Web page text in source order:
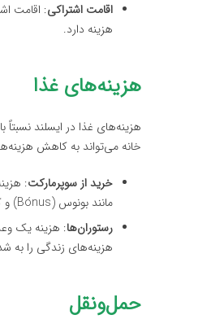
اقامت اشتراکی
هزینه دارد.
هزینه‌های غذا
هزینه‌های غذا در ایسلند
خانه می‌تواند به کاهش
خرید از سوپرمارکت
مانند بونوس (Bónus) و کرونان (Krónan) گزینه‌های مناسبی برای خرید با قیمت مناسب هستند.
رستوران‌ها
هزینه‌های زندگی را به
حمل‌ونقل